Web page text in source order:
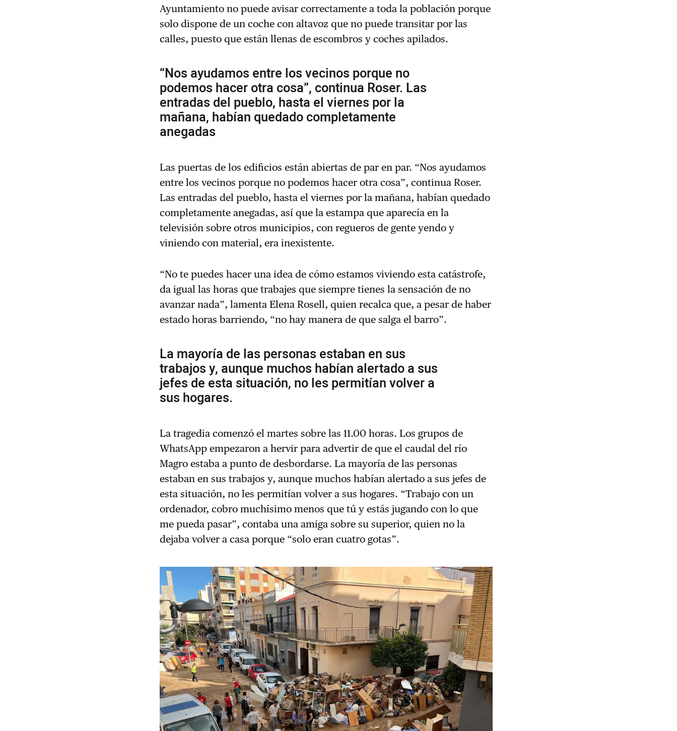
Ayuntamiento no puede avisar correctamente a toda la población porque
solo dispone de un coche con altavoz que no puede transitar por las
calles, puesto que están llenas de escombros y coches apilados.
“Nos ayudamos entre los vecinos porque no
podemos hacer otra cosa”, continua Roser. Las
entradas del pueblo, hasta el viernes por la
mañana, habían quedado completamente
anegadas
Las puertas de los edificios están abiertas de par en par. “Nos ayudamos
entre los vecinos porque no podemos hacer otra cosa”, continua Roser.
Las entradas del pueblo, hasta el viernes por la mañana, habían quedado
completamente anegadas, así que la estampa que aparecía en la
televisión sobre otros municipios, con regueros de gente yendo y
viniendo con material, era inexistente.
“No te puedes hacer una idea de cómo estamos viviendo esta catástrofe,
da igual las horas que trabajes que siempre tienes la sensación de no
avanzar nada”, lamenta Elena Rosell, quien recalca que, a pesar de haber
estado horas barriendo, “no hay manera de que salga el barro”.
La mayoría de las personas estaban en sus
trabajos y, aunque muchos habían alertado a sus
jefes de esta situación, no les permitían volver a
sus hogares.
La tragedia comenzó el martes sobre las 11.00 horas. Los grupos de
WhatsApp empezaron a hervir para advertir de que el caudal del río
Magro estaba a punto de desbordarse. La mayoría de las personas
estaban en sus trabajos y, aunque muchos habían alertado a sus jefes de
esta situación, no les permitían volver a sus hogares. “Trabajo con un
ordenador, cobro muchísimo menos que tú y estás jugando con lo que
me pueda pasar”, contaba una amiga sobre su superior, quien no la
dejaba volver a casa porque “solo eran cuatro gotas”.